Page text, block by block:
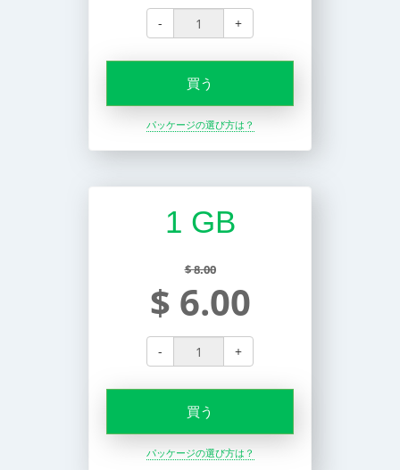
- +
買う
パッケージの選び方は？
1 GB
$ 8.00
$ 6.00
- +
買う
パッケージの選び方は？